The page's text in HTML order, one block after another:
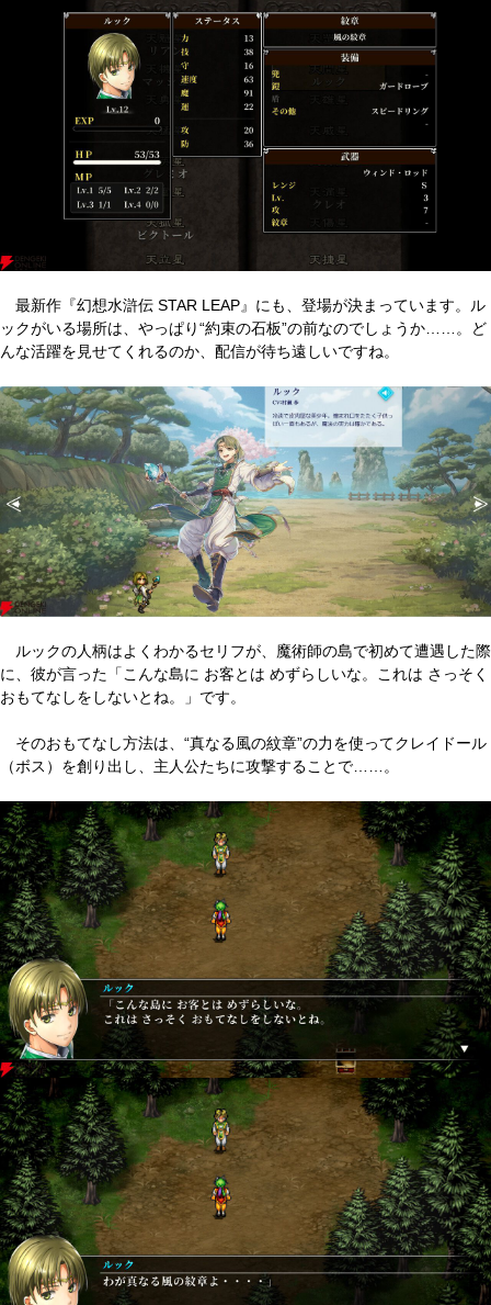
最新作『幻想水滸伝 STAR LEAP』にも、登場が決まっています。ル
ックがいる場所は、やっぱり“約束の石板”の前なのでしょうか……。ど
んな活躍を見せてくれるのか、配信が待ち遠しいですね。
ルックの人柄はよくわかるセリフが、魔術師の島で初めて遭遇した際
に、彼が言った「こんな島に お客とは めずらしいな。これは さっそく
おもてなしをしないとね。」です。
そのおもてなし方法は、“真なる風の紋章”の力を使ってクレイドール
（ボス）を創り出し、主人公たちに攻撃することで……。